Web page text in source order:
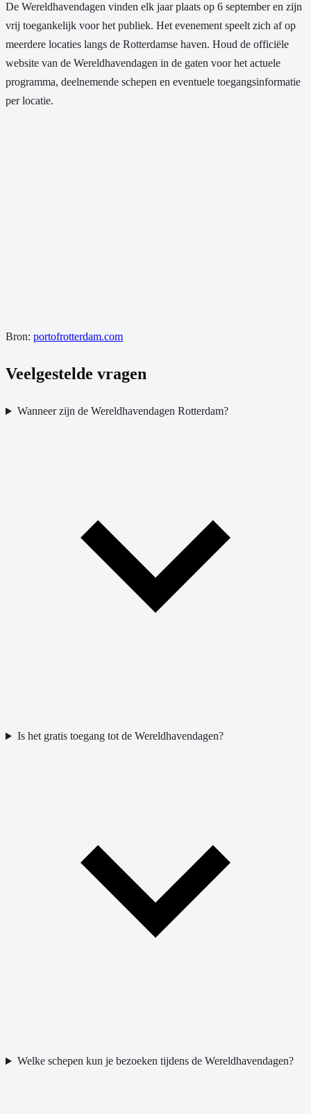
De Wereldhavendagen vinden elk jaar plaats op 6 september en zijn
vrij toegankelijk voor het publiek. Het evenement speelt zich af op
meerdere locaties langs de Rotterdamse haven. Houd de officiële
website van de Wereldhavendagen in de gaten voor het actuele
programma, deelnemende schepen en eventuele toegangsinformatie
per locatie.
Bron: portofrotterdam.com
Veelgestelde vragen
Wanneer zijn de Wereldhavendagen Rotterdam?
Is het gratis toegang tot de Wereldhavendagen?
Welke schepen kun je bezoeken tijdens de Wereldhavendagen?